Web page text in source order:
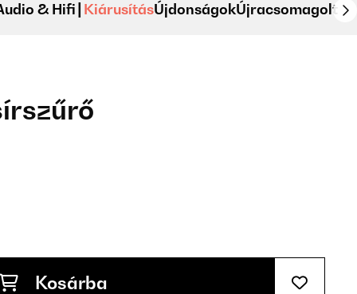
& Hifi KiárusításÚjdonságokÚjracsomagolt
Kosárba